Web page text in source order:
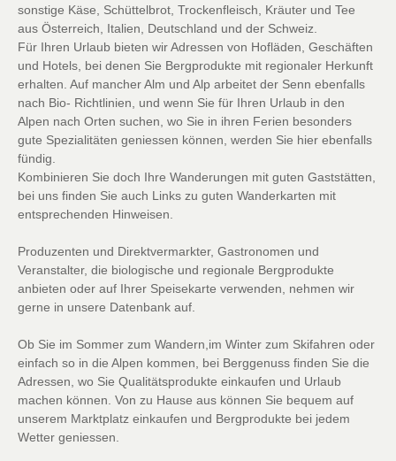
sonstige Käse, Schüttelbrot, Trockenfleisch, Kräuter und Tee
aus Österreich, Italien, Deutschland und der Schweiz.
Für Ihren Urlaub bieten wir Adressen von Hofläden, Geschäften
und Hotels, bei denen Sie Bergprodukte mit regionaler Herkunft
erhalten. Auf mancher Alm und Alp arbeitet der Senn ebenfalls
nach Bio- Richtlinien, und wenn Sie für Ihren Urlaub in den
Alpen nach Orten suchen, wo Sie in ihren Ferien besonders
gute Spezialitäten geniessen können, werden Sie hier ebenfalls
fündig.
Kombinieren Sie doch Ihre Wanderungen mit guten Gaststätten,
bei uns finden Sie auch Links zu guten Wanderkarten mit
entsprechenden Hinweisen.
Produzenten und Direktvermarkter, Gastronomen und
Veranstalter, die biologische und regionale Bergprodukte
anbieten oder auf Ihrer Speisekarte verwenden, nehmen wir
gerne in unsere Datenbank auf.
Ob Sie im Sommer zum Wandern,im Winter zum Skifahren oder
einfach so in die Alpen kommen, bei Berggenuss finden Sie die
Adressen, wo Sie Qualitätsprodukte einkaufen und Urlaub
machen können. Von zu Hause aus können Sie bequem auf
unserem Marktplatz einkaufen und Bergprodukte bei jedem
Wetter geniessen.